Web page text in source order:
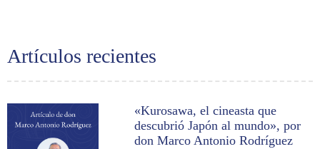
Artículos recientes
«Kurosawa, el cineasta que
descubrió Japón al mundo», por
don Marco Antonio Rodríguez